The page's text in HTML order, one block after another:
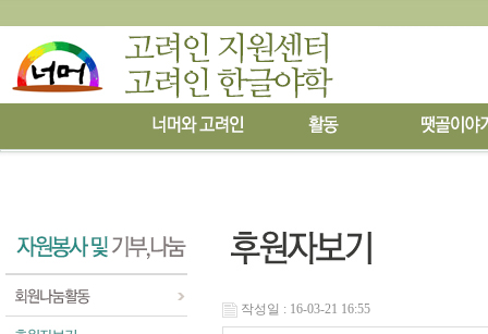
작성일 : 16-03-21 16:55